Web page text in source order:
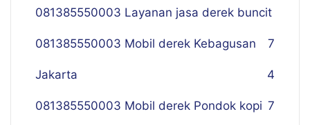
081385550003 Layanan jasa derek buncit
7
081385550003 Mobil derek Kebagusan
Jakarta 4
081385550003 Mobil derek Pondok kopi 7